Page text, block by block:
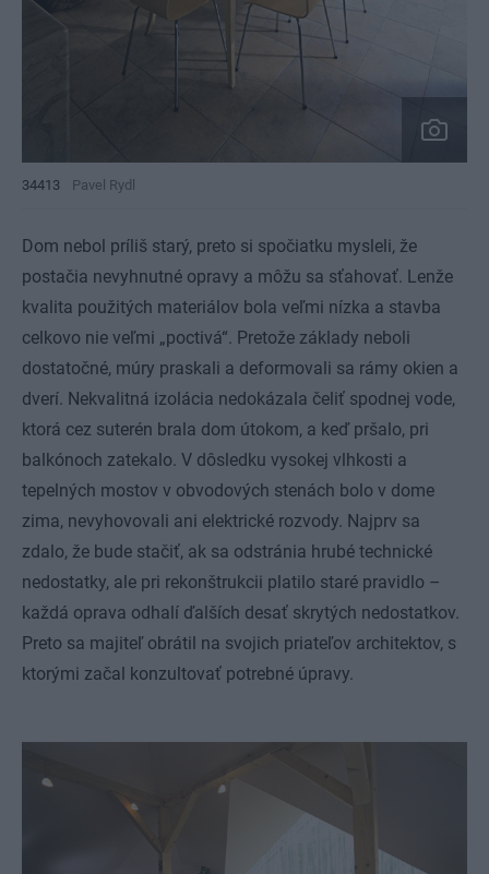
34413 Pavel Rydl
Dom nebol príliš starý, preto si spočiatku mysleli, že
postačia nevyhnutné opravy a môžu sa sťahovať. Lenže
kvalita použitých materiálov bola veľmi nízka a stavba
celkovo nie veľmi „poctivá“. Pretože základy neboli
dostatočné, múry praskali a deformovali sa rámy okien a
dverí. Nekvalitná izolácia nedokázala čeliť spodnej vode,
ktorá cez suterén brala dom útokom, a keď pršalo, pri
balkónoch zatekalo. V dôsledku vysokej vlhkosti a
tepelných mostov v obvodových stenách bolo v dome
zima, nevyhovovali ani elektrické rozvody. Najprv sa
zdalo, že bude stačiť, ak sa odstránia hrubé technické
nedostatky, ale pri rekonštrukcii platilo staré pravidlo –
každá oprava odhalí ďalších desať skrytých nedostatkov.
Preto sa majiteľ obrátil na svojich priateľov architektov, s
ktorými začal konzultovať potrebné úpravy.